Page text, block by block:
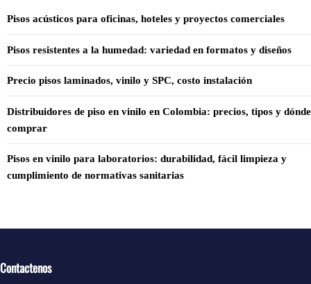
Pisos acústicos para oficinas, hoteles y proyectos comerciales
Pisos resistentes a la humedad: variedad en formatos y diseños
Precio pisos laminados, vinilo y SPC, costo instalación
Distribuidores de piso en vinilo en Colombia: precios, tipos y dónde
comprar
Pisos en vinilo para laboratorios: durabilidad, fácil limpieza y
cumplimiento de normativas sanitarias
Contactenos